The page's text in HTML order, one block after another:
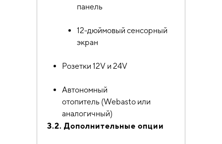
панель
12-дюймовый сенсорный
экран
Розетки 12V и 24V
Автономный
отопитель (Webasto или
аналогичный)
3.2. Дополнительные опции